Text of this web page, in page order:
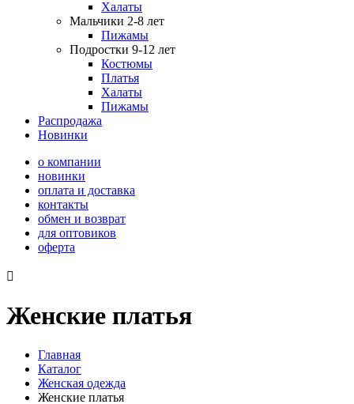
Халаты
Мальчики 2-8 лет
Пижамы
Подростки 9-12 лет
Костюмы
Платья
Халаты
Пижамы
Распродажа
Новинки
о компании
новинки
оплата и доставка
контакты
обмен и возврат
для оптовиков
оферта

Женские платья
Главная
Каталог
Женская одежда
Женские платья